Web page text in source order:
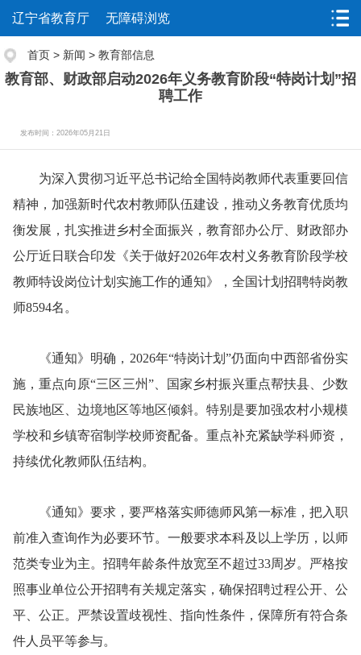
辽宁省教育厅 无障碍浏览
首页 > 新闻 > 教育部信息
教育部、财政部启动2026年义务教育阶段“特岗计划”招
聘工作
发布时间：2026年05月21日
为深入贯彻习近平总书记给全国特岗教师代表重要回信
精神，加强新时代农村教师队伍建设，推动义务教育优质均
衡发展，扎实推进乡村全面振兴，教育部办公厅、财政部办
公厅近日联合印发《关于做好2026年农村义务教育阶段学校
教师特设岗位计划实施工作的通知》，全国计划招聘特岗教
师8594名。
《通知》明确，2026年“特岗计划”仍面向中西部省份实
施，重点向原“三区三州”、国家乡村振兴重点帮扶县、少数
民族地区、边境地区等地区倾斜。特别是要加强农村小规模
学校和乡镇寄宿制学校师资配备。重点补充紧缺学科师资，
持续优化教师队伍结构。
《通知》要求，要严格落实师德师风第一标准，把入职
前准入查询作为必要环节。一般要求本科及以上学历，以师
范类专业为主。招聘年龄条件放宽至不超过33周岁。严格按
照事业单位公开招聘有关规定落实，确保招聘过程公开、公
平、公正。严禁设置歧视性、指向性条件，保障所有符合条
件人员平等参与。